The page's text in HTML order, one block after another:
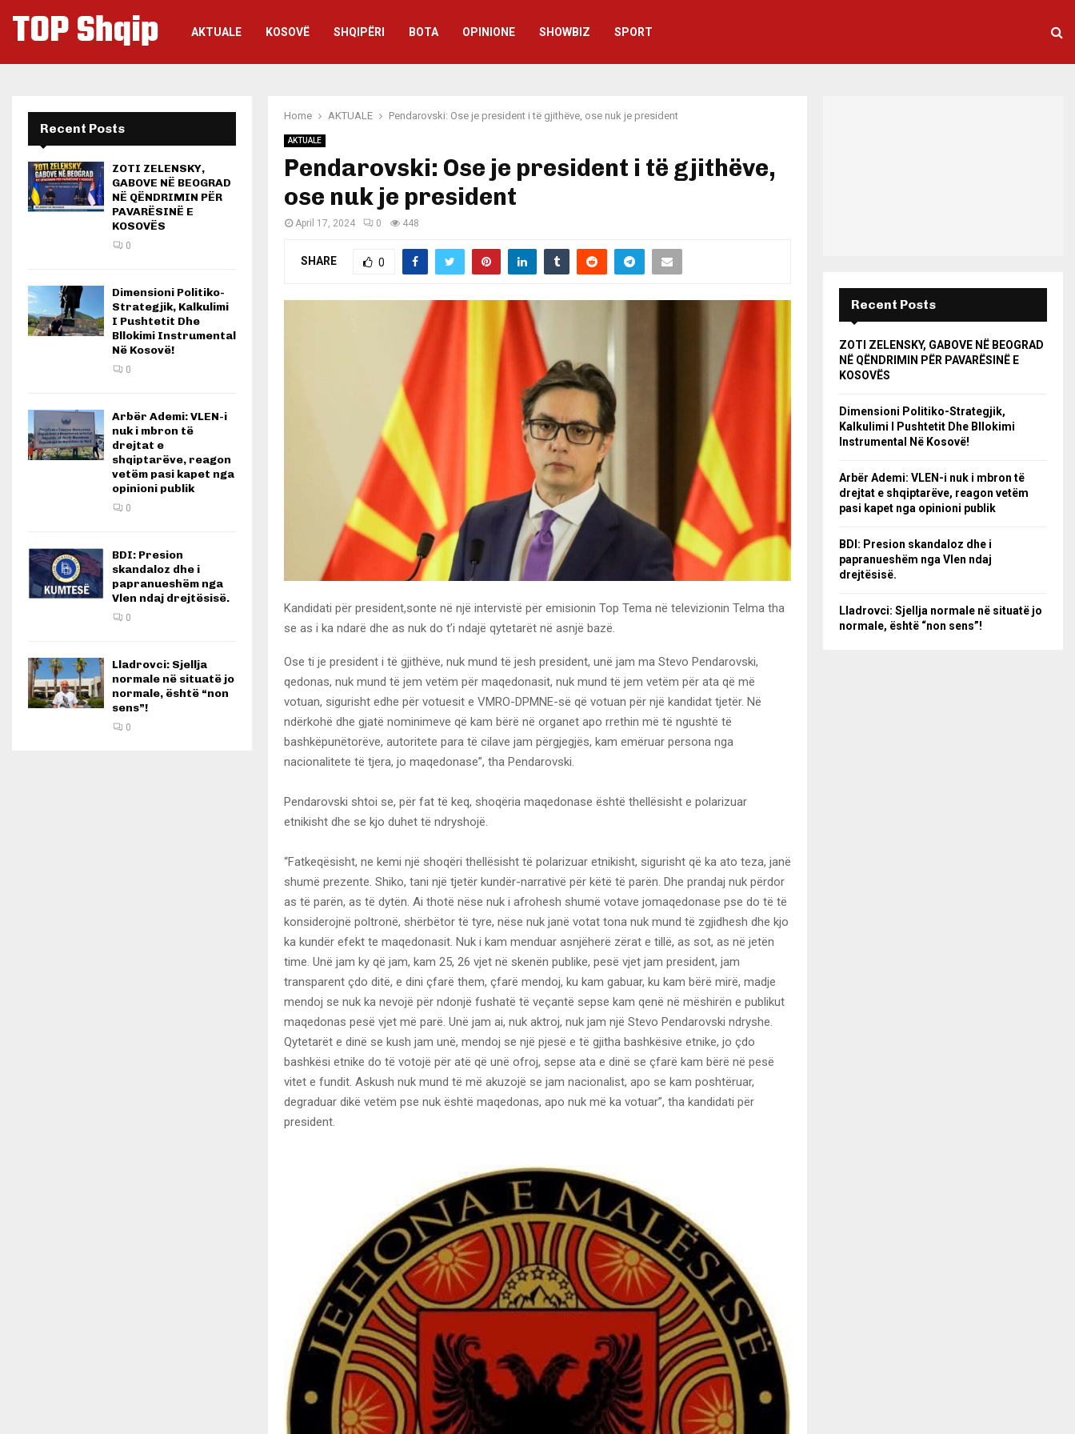
TOP Shqip AKTUALE KOSOVË SHQIPËRI BOTA OPINIONE SHOWBIZ SPORT
Home AKTUALE Pendarovski: Ose je president i të gjithëve, ose nuk je president
AKTUALE
Pendarovski: Ose je president i të gjithëve,
ose nuk je president
April 17, 2024 0 448
SHARE 0
Kandidati për president,sonte në një intervistë për emisionin Top Tema në televizionin Telma tha
se as i ka ndarë dhe as nuk do t’i ndajë qytetarët në asnjë bazë.
Ose ti je president i të gjithëve, nuk mund të jesh president, unë jam ma Stevo Pendarovski,
qedonas, nuk mund të jem vetëm për maqedonasit, nuk mund të jem vetëm për ata që më
votuan, sigurisht edhe për votuesit e VMRO-DPMNE-së që votuan për një kandidat tjetër. Në
ndërkohë dhe gjatë nominimeve që kam bërë në organet apo rrethin më të ngushtë të
bashkëpunëtorëve, autoritete para të cilave jam përgjegjës, kam emëruar persona nga
nacionalitete të tjera, jo maqedonase”, tha Pendarovski.
Pendarovski shtoi se, për fat të keq, shoqëria maqedonase është thellësisht e polarizuar
etnikisht dhe se kjo duhet të ndryshojë.
“Fatkeqësisht, ne kemi një shoqëri thellësisht të polarizuar etnikisht, sigurisht që ka ato teza, janë
shumë prezente. Shiko, tani një tjetër kundër-narrativë për këtë të parën. Dhe prandaj nuk përdor
as të parën, as të dytën. Ai thotë nëse nuk i afrohesh shumë votave jomaqedonase pse do të të
konsiderojnë poltronë, shërbëtor të tyre, nëse nuk janë votat tona nuk mund të zgjidhesh dhe kjo
ka kundër efekt te maqedonasit. Nuk i kam menduar asnjëherë zërat e tillë, as sot, as në jetën
time. Unë jam ky që jam, kam 25, 26 vjet në skenën publike, pesë vjet jam president, jam
transparent çdo ditë, e dini çfarë them, çfarë mendoj, ku kam gabuar, ku kam bërë mirë, madje
mendoj se nuk ka nevojë për ndonjë fushatë të veçantë sepse kam qenë në mëshirën e publikut
maqedonas pesë vjet më parë. Unë jam ai, nuk aktroj, nuk jam një Stevo Pendarovski ndryshe.
Qytetarët e dinë se kush jam unë, mendoj se një pjesë e të gjitha bashkësive etnike, jo çdo
bashkësi etnike do të votojë për atë që unë ofroj, sepse ata e dinë se çfarë kam bërë në pesë
vitet e fundit. Askush nuk mund të më akuzojë se jam nacionalist, apo se kam poshtëruar,
degraduar dikë vetëm pse nuk është maqedonas, apo nuk më ka votuar”, tha kandidati për
president.
Recent Posts
ZOTI ZELENSKY,
GABOVE NË BEOGRAD
NË QËNDRIMIN PËR
PAVARËSINË E
KOSOVËS
0
Dimensioni Politiko-
Strategjik, Kalkulimi
I Pushtetit Dhe
Bllokimi Instrumental
Në Kosovë!
0
Arbër Ademi: VLEN-i
nuk i mbron të
drejtat e
shqiptarëve, reagon
vetëm pasi kapet nga
opinioni publik
0
BDI: Presion
skandaloz dhe i
papranueshëm nga
Vlen ndaj drejtësisë.
0
Lladrovci: Sjellja
normale në situatë jo
normale, është “non
sens”!
0
Recent Posts
ZOTI ZELENSKY, GABOVE NË BEOGRAD
NË QËNDRIMIN PËR PAVARËSINË E
KOSOVËS
Dimensioni Politiko-Strategjik,
Kalkulimi I Pushtetit Dhe Bllokimi
Instrumental Në Kosovë!
Arbër Ademi: VLEN-i nuk i mbron të
drejtat e shqiptarëve, reagon vetëm
pasi kapet nga opinioni publik
BDI: Presion skandaloz dhe i
papranueshëm nga Vlen ndaj
drejtësisë.
Lladrovci: Sjellja normale në situatë jo
normale, është “non sens”!